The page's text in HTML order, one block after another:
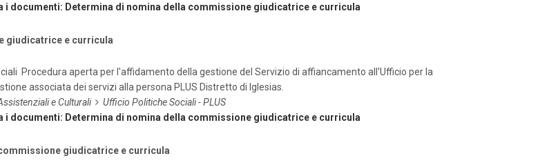
i documenti: Determina di nomina della commissione giudicatrice e curricula
giudicatrice e curricula
Procedura aperta per l'affidamento della gestione del Servizio di affiancamento all'Ufficio per la
associata dei servizi alla persona PLUS Distretto di Iglesias.
e Culturali
Ufficio Politiche Sociali - PLUS
i documenti: Determina di nomina della commissione giudicatrice e curricula
giudicatrice e curricula